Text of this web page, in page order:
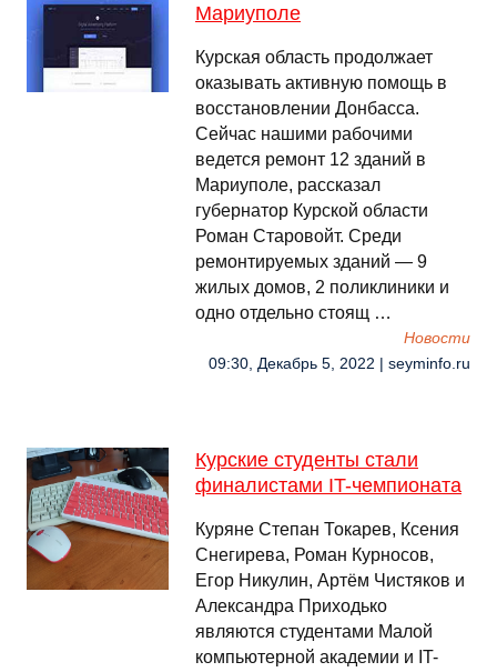
Мариуполе
Курская область продолжает
оказывать активную помощь в
восстановлении Донбасса.
Сейчас нашими рабочими
ведется ремонт 12 зданий в
Мариуполе, рассказал
губернатор Курской области
Роман Старовойт. Среди
ремонтируемых зданий — 9
жилых домов, 2 поликлиники и
одно отдельно стоящ …
Новости
09:30, Декабрь 5, 2022 | seyminfo.ru
Курские студенты стали
финалистами IT-чемпионата
Куряне Степан Токарев, Ксения
Снегирева, Роман Курносов,
Егор Никулин, Артём Чистяков и
Александра Приходько
являются студентами Малой
компьютерной академии и IT-